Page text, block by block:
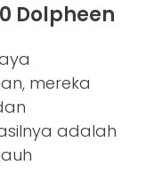
Dolpheen
mereka
adalah